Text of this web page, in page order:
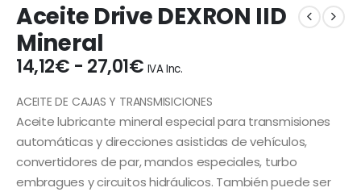
Aceite Drive DEXRON IID
Mineral
14,12€ - 27,01€Rango
precios:
desde
14,12€
hasta
27,01€
IVA Inc.
ACEITE DE CAJAS Y TRANSMISICIONES
Aceite lubricante mineral especial para transmisiones
automáticas y direcciones asistidas de vehículos,
convertidores de par, mandos especiales, turbo
embragues y circuitos hidráulicos. También puede ser